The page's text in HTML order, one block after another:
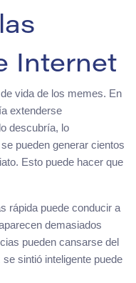
Internet
vida de los memes. En
extenderse
descubría, lo
pueden generar cientos
Esto puede hacer que
rápida puede conducir a
demasiados
pueden cansarse del
sintió inteligente puede